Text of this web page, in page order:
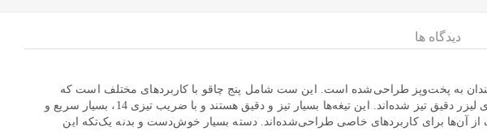
دیدگاه ها
و علاقه‌مندان به پخت‌وپز طراحی‌شده است. این ست شامل پنج چاقو با کاربردهای مختلف است که
هرکدام از آن‌ها بسیار تیز و باکیفیت عالی هستند. تیغه چاقوهای این ست از وانادیوم باکیفیت بالا تولید و با استفاده از تکنولوژی لیزر دقیق تیز شده‌اند. این تیغه‌ها بسیار تیز و دقیق هستند و با ضریب تیزی 14، بسیار سریع و
برای کاربردهای خاصی طراحی‌شده‌اند. دسته بسیار خوش‌دست و بدنه یک‌تکه این